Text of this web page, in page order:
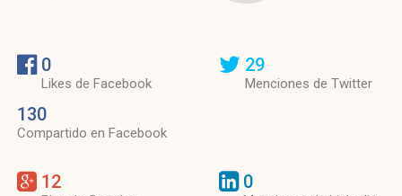
0
Likes de Facebook
130
Compartido en Facebook
29
Menciones de Twitter
12 0